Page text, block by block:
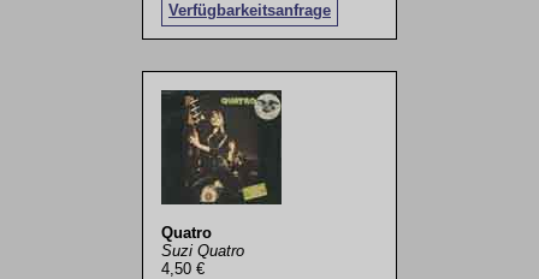
Verfügbarkeitsanfrage
Quatro
Suzi Quatro
4,50 €